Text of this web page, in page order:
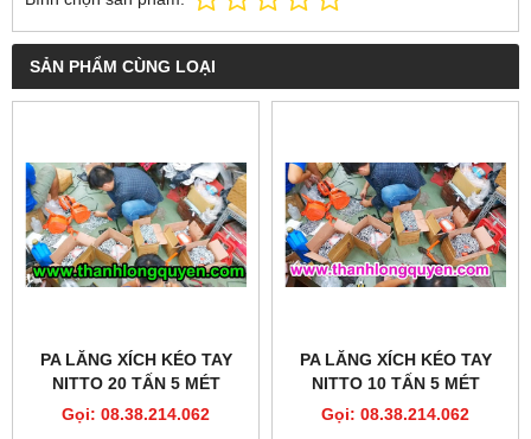
SẢN PHẨM CÙNG LOẠI
PA LĂNG XÍCH KÉO TAY
NITTO 20 TẤN 5 MÉT
180VP5
Gọi: 08.38.214.062
PA LĂNG XÍCH KÉO TAY
NITTO 10 TẤN 5 MÉT
90VP5
Gọi: 08.38.214.062